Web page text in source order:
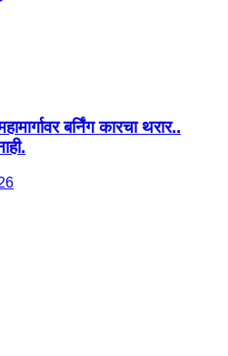
बर्निंग कारचा थरार..